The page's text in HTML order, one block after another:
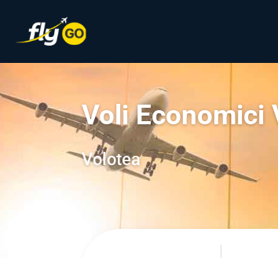
Voli Economici
Volotea